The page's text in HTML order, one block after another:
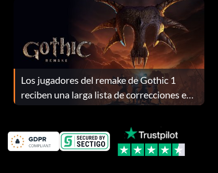
Los jugadores del remake de Gothic 1
reciben una larga lista de correcciones en
el parche 1.0.4